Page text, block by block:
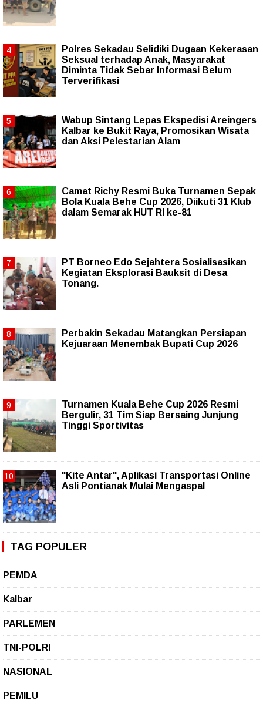
Polres Sekadau Selidiki Dugaan Kekerasan
Seksual terhadap Anak, Masyarakat
Diminta Tidak Sebar Informasi Belum
Terverifikasi
Wabup Sintang Lepas Ekspedisi Areingers
Kalbar ke Bukit Raya, Promosikan Wisata
dan Aksi Pelestarian Alam
Camat Richy Resmi Buka Turnamen Sepak
Bola Kuala Behe Cup 2026, Diikuti 31 Klub
dalam Semarak HUT RI ke-81
PT Borneo Edo Sejahtera Sosialisasikan
Kegiatan Eksplorasi Bauksit di Desa
Tonang.
Perbakin Sekadau Matangkan Persiapan
Kejuaraan Menembak Bupati Cup 2026
Turnamen Kuala Behe Cup 2026 Resmi
Bergulir, 31 Tim Siap Bersaing Junjung
Tinggi Sportivitas
"Kite Antar", Aplikasi Transportasi Online
Asli Pontianak Mulai Mengaspal
TAG POPULER
PEMDA
Kalbar
PARLEMEN
TNI-POLRI
NASIONAL
PEMILU